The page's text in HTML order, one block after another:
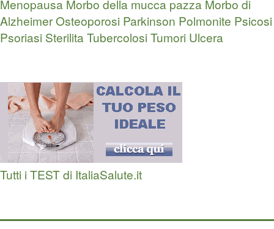
Menopausa Morbo della mucca pazza Morbo di
AlzheimerOsteoporosi Parkinson Polmonite Psicosi
Psoriasi SterilitaTubercolosiTumori Ulcera
Tutti i TEST di ItaliaSalute.it